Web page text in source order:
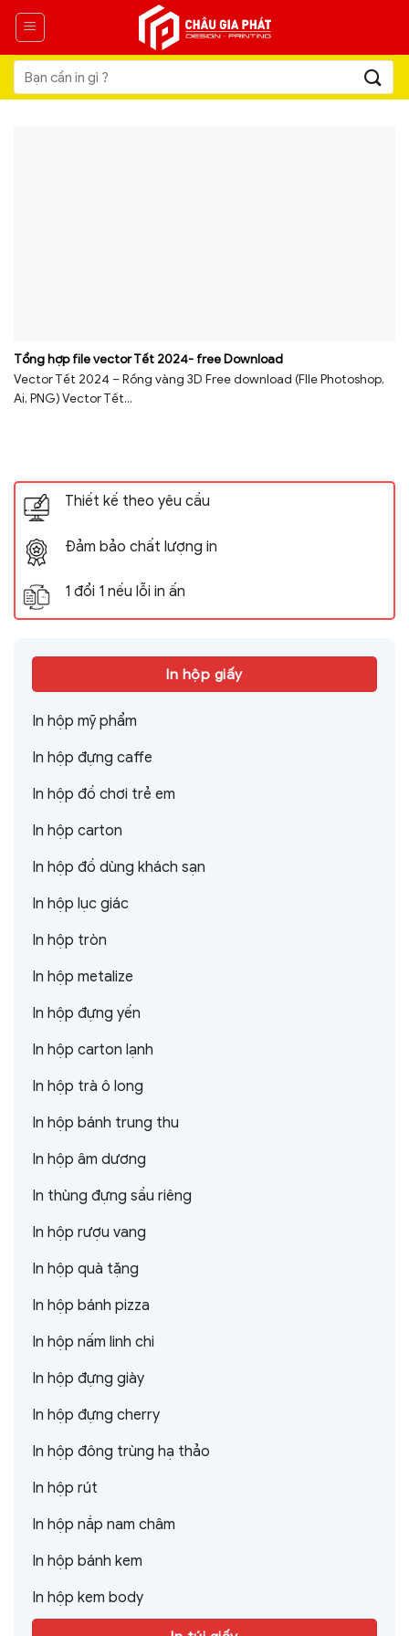
Skip
content
Tìm
kiếm:
Tổng hợp file vector Tết 2024- free Download
Vector Tết 2024 – Rồng vàng 3D Free download (FIle Photoshop,
Ai, PNG) Vector Tết...
Thiết kế theo yêu cầu
Đảm bảo chất lượng in
1 đổi 1 nếu lỗi in ấn
In hộp giấy
In hộp mỹ phẩm
In hộp đựng caffe
In hộp đồ chơi trẻ em
In hộp carton
In hộp đồ dùng khách sạn
In hộp lục giác
In hộp tròn
In hộp metalize
In hộp đựng yến
In hộp carton lạnh
In hộp trà ô long
In hộp bánh trung thu
In hộp âm dương
In thùng đựng sầu riêng
In hộp rượu vang
In hộp quà tặng
In hộp bánh pizza
In hộp nấm linh chi
In hộp đựng giày
In hộp đựng cherry
In hộp đông trùng hạ thảo
In hộp rút
In hộp nắp nam châm
In hộp bánh kem
In hộp kem body